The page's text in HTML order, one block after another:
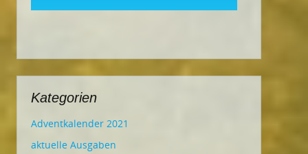
Kategorien
Adventkalender 2021
aktuelle Ausgaben